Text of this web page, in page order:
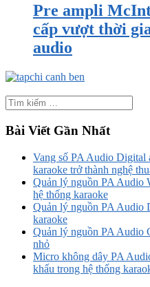
Pre ampli
cấp vượt thời
audio
Bài Viết Gần Nhất
Vang số PA Audio Digital
karaoke trở thành nghệ
Quản lý nguồn PA Audio
hệ thống karaoke
Quản lý nguồn PA Audio
karaoke
Quản lý nguồn PA Audio
nhỏ
Micro không dây PA
khấu trong hệ thống